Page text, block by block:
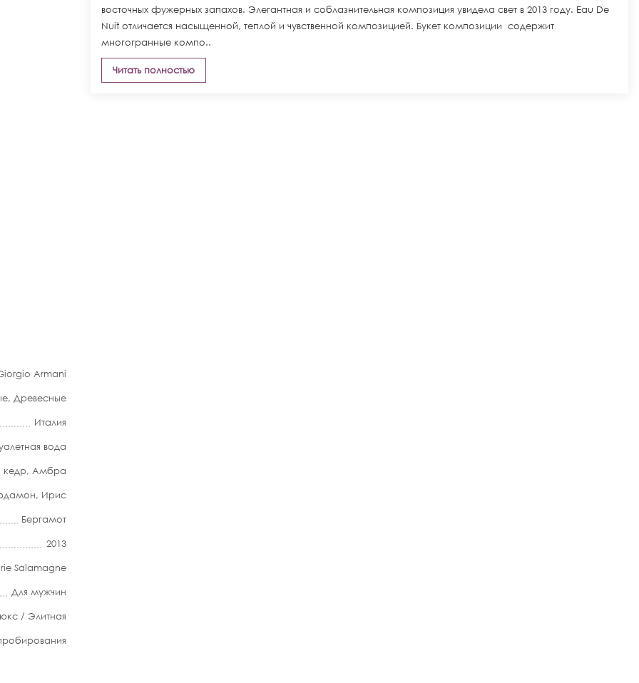
Armani
, Древесные
Италия
вода
кедр, Амбра
, Ирис
Бергамот
2013
Salamagne
Для мужчин
/ Элитная
восточных фужерных запахов. Элегантная и соблазнительная композиция увидела свет в 2013 году. Eau De
Nuit отличается насыщенной, теплой и чувственной композицией. Букет композиции содержит
многогранные компо..
Читать полностью